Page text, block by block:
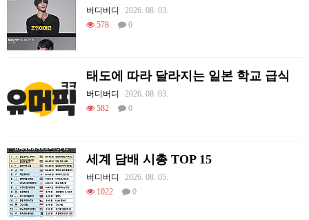
버디버디
2026. 08. 03.
578
0
태도에 따라 달라지는 일본 학교 급식
버디버디
2026. 08. 03.
582
0
세계 담배 시총 TOP 15
버디버디
2026. 08. 05.
1022
0